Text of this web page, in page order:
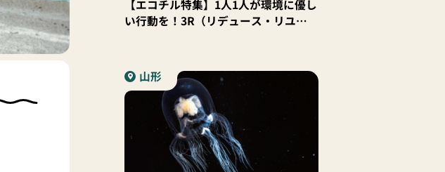
【エコチル特集】1人1人が環境に優し
い行動を！3R（リデュース・リユー
山形